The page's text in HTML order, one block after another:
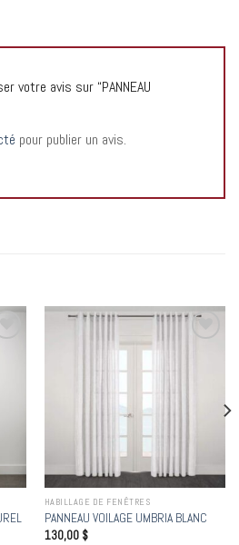
votre avis sur “PANNEAU
pour publier un avis.
HABILLAGE DE FENÊTRES
PANNEAU VOILAGE UMBRIA BLANC
130,00 $